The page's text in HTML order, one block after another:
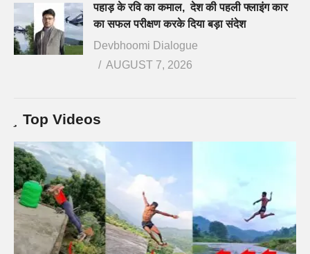
पहाड़ के रवि का कमाल, देश की पहली फ्लाइंग कार
का सफल परीक्षण करके दिया बड़ा संदेश
Devbhoomi Dialogue
AUGUST 7, 2026
Top Videos